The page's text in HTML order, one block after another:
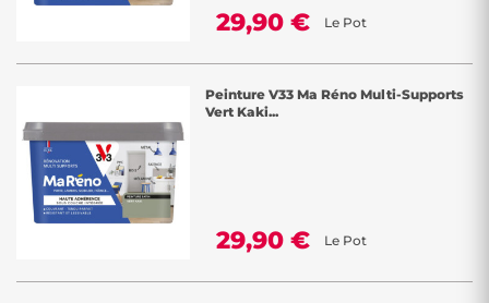
29,90 € Le Pot
Peinture V33 Ma Réno Multi-Supports
Vert Kaki...
29,90 € Le Pot